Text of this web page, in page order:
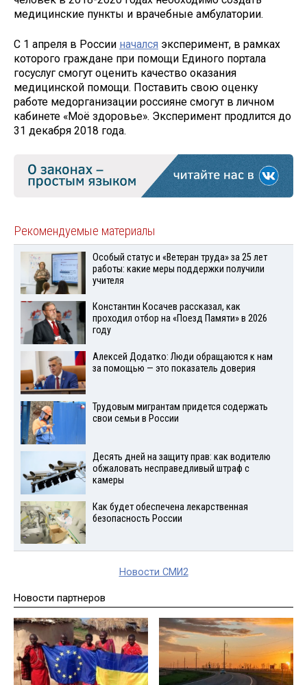
медицинские пункты и врачебные амбулатории.
С 1 апреля в России начался эксперимент, в рамках
которого граждане при помощи Единого портала
госуслуг смогут оценить качество оказания
медицинской помощи. Поставить свою оценку
работе медорганизации россияне смогут в личном
кабинете «Моё здоровье». Эксперимент продлится до
31 декабря 2018 года.
Рекомендуемые материалы
Особый статус и «Ветеран труда» за 25 лет
работы: какие меры поддержки получили
учителя
Константин Косачев рассказал, как
проходил отбор на «Поезд Памяти» в 2026
году
Алексей Додатко: Люди обращаются к нам
за помощью — это показатель доверия
Трудовым мигрантам придется содержать
свои семьи в России
Десять дней на защиту прав: как водителю
обжаловать несправедливый штраф с
камеры
Как будет обеспечена лекарственная
безопасность России
Новости СМИ2
Новости партнеров